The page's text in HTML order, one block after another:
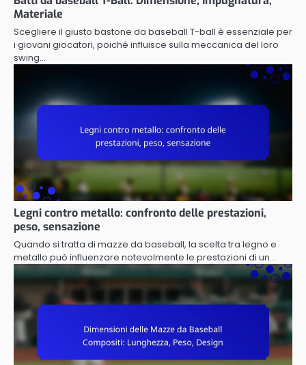
Materiale
Scegliere il giusto bastone da baseball T-ball è essenziale per
i giovani giocatori, poiché influisce sulla meccanica del loro
swing…
Legni contro metallo: confronto delle prestazioni,
peso, sensazione
Quando si tratta di mazze da baseball, la scelta tra legno e
metallo può influenzare notevolmente le prestazioni di un…